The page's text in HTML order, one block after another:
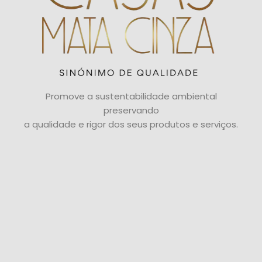
Promove a sustentabilidade ambiental
preservando
a qualidade e rigor dos seus produtos e serviços.